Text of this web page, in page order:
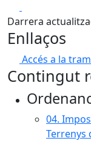
Darrera
Enllaços
Accés a la
Contingut
04.
Terrenys